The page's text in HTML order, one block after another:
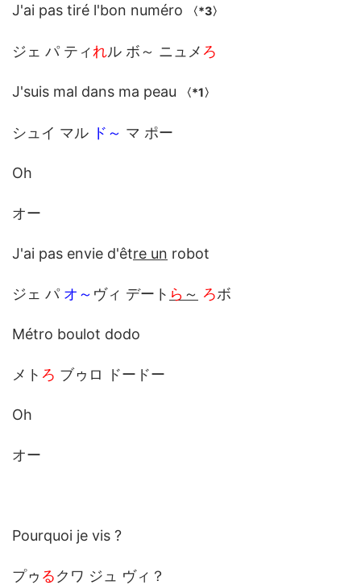
J'ai pas tiré l'bon numéro 〈*3〉
ジェ パ ティれル ボ～ ニュメ ろ
J'suis mal dans ma peau 〈*1〉
シュイ マル ド～ マ ポー
Oh
オー
J'ai pas envie d'être un robot
ジェ パ オ～ ヴィ デート ら ～ ろボ
Métro boulot dodo
メト ろ ブゥロ ドードー
Oh
オー
Pourquoi je vis ?
プゥ るクワ ジュ ヴィ？